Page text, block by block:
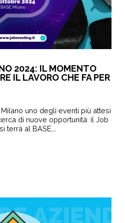
2024: IL MOMENTO
IL LAVORO CHE FA PER
uno degli eventi più attesi
di nuove opportunità: il Job
terrà al BASE,…